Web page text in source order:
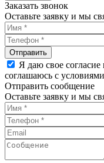
Заказать звонок
Оставьте заявку и мы
Я даю свое
соглашаюсь с
Отправить сообщение
Оставьте заявку и мы